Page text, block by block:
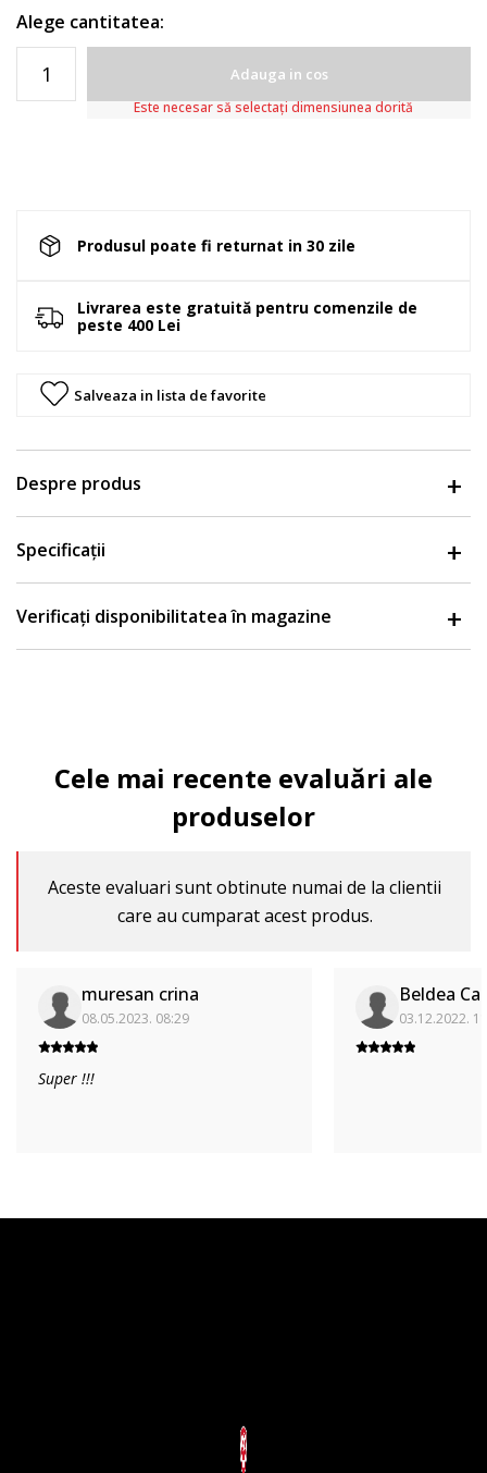
Alege cantitatea:
Adauga in cos
Este necesar să selectați dimensiunea dorită
Produsul poate fi returnat in 30 zile
Livrarea este gratuită pentru comenzile de
peste 400 Lei
Salveaza in lista de favorite
Despre produs
Specificații
Verificați disponibilitatea în magazine
Cele mai recente evaluări ale
produselor
Aceste evaluari sunt obtinute numai de la clientii
care au cumparat acest produs.
muresan crina
08.05.2023. 08:29
Super !!!
Beldea
03.12.2022.